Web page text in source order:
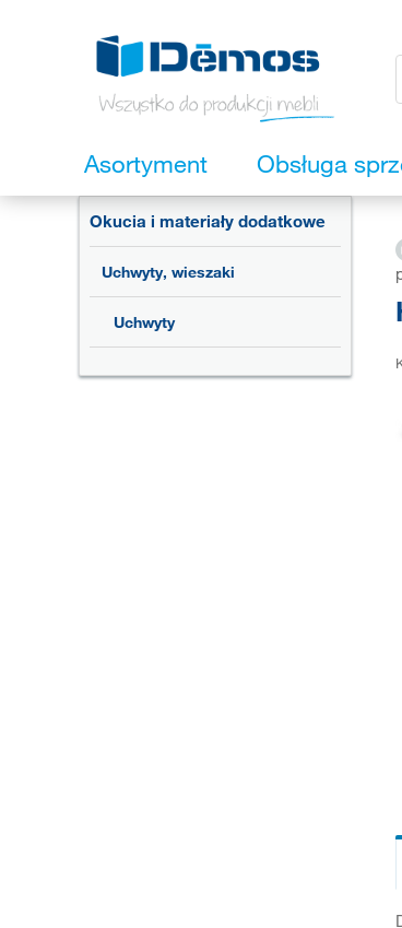
Asortyment Obsługa
Okucia i materiały dodatkowe
Uchwyty, wieszaki
Uchwyty